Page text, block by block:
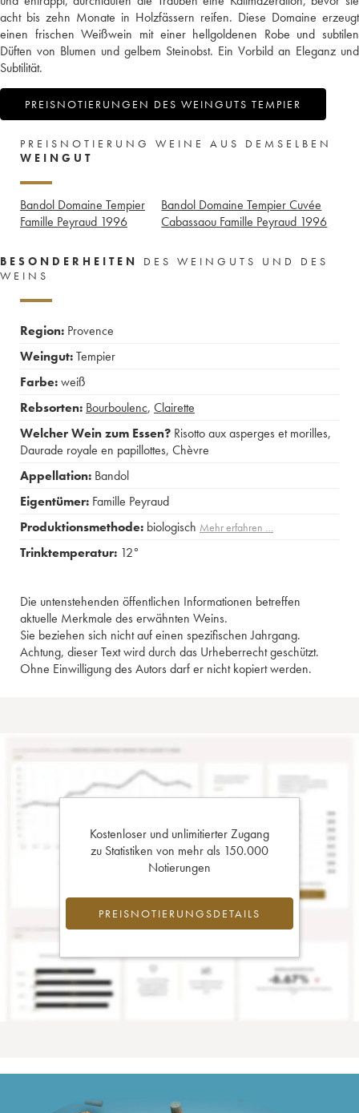
acht bis zehn Monate in Holzfässern reifen. Diese Domaine erzeugt
einen frischen Weißwein mit einer hellgoldenen Robe und subtilen
Düften von Blumen und gelbem Steinobst. Ein Vorbild an Eleganz und
Subtilität.
PREISNOTIERUNGEN DES WEINGUTS TEMPIER
PREISNOTIERUNG WEINE AUS DEMSELBEN
WEINGUT
Bandol Domaine Tempier
Famille Peyraud 1996
Bandol Domaine Tempier Cuvée
Cabassaou Famille Peyraud 1996
BESONDERHEITEN
DES WEINGUTS UND DES
WEINS
Region: Provence
Weingut:Tempier
Farbe:weiß
Rebsorten: Bourboulenc, Clairette
Welcher Wein zum Essen? Risotto aux asperges et morilles,
Daurade royale en papillottes, Chèvre
Appellation: Bandol
Eigentümer: Famille Peyraud
Produktionsmethode: biologisch Mehr erfahren …
Trinktemperatur: 12°
Die untenstehenden öffentlichen Informationen betreffen
aktuelle Merkmale des erwähnten Weins.
Sie beziehen sich nicht auf einen spezifischen Jahrgang.
Achtung, dieser Text wird durch das Urheberrecht geschützt.
Ohne Einwilligung des Autors darf er nicht kopiert werden.
Kostenloser und unlimitierter Zugang
zu Statistiken von mehr als 150.000
Notierungen
PREISNOTIERUNGSDETAILS